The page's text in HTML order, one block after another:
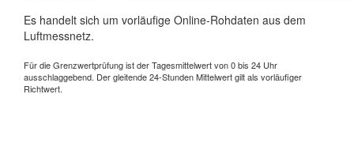
Es handelt sich um vorläufige Online-Rohdaten aus dem
Luftmessnetz.
Für die Grenzwertprüfung ist der Tagesmittelwert von 0 bis 24 Uhr
ausschlaggebend. Der gleitende 24-Stunden Mittelwert gilt als vorläufiger
Richtwert.